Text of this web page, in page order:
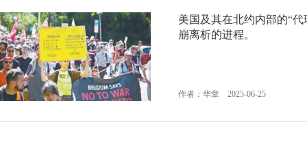
美国及其在北约内部的“
崩离析的进程。
作者：华章 2025-06-25